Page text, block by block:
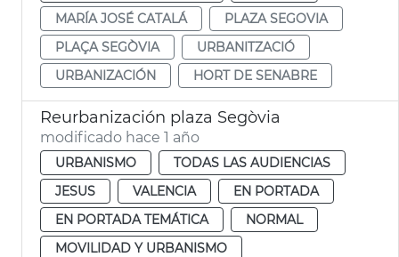
MARÍA JOSÉ CATALÁ
PLAZA SEGOVIA
PLAÇA SEGÒVIA
URBANITZACIÓ
URBANIZACIÓN
HORT DE SENABRE
Reurbanización plaza Segòvia
modificado hace 1 año
URBANISMO
TODAS LAS AUDIENCIAS
JESUS
VALENCIA
EN PORTADA
EN PORTADA TEMÁTICA
NORMAL
MOVILIDAD Y URBANISMO